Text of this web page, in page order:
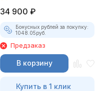
34 900 ₽
Бонусных рублей за покупку:
1048.05руб.
Предзаказ
В корзину
Купить в 1 клик